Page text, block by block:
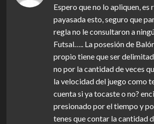
Espero que no lo apliquen, es
payasada esto, seguro que
regla no le consultaron a
Futsal….. La posesión de
propio tiene que ser
no por la cantidad de veces
la velocidad del juego como
cuenta si ya tocaste o no?
presionado por el tiempo y
tenes que contar la cantidad